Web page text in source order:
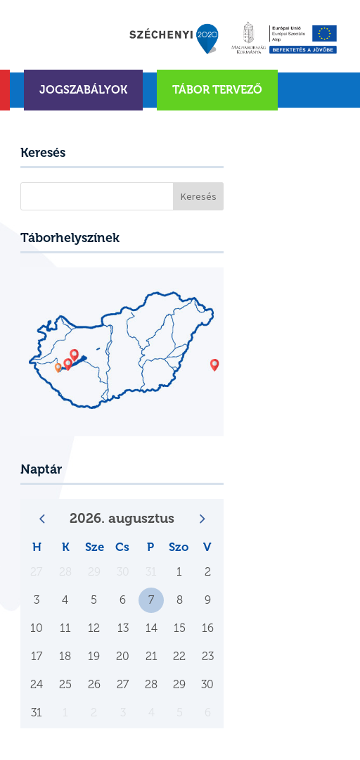
JOGSZABÁLYOK TÁBOR TERVEZŐ
Keresés
Táborhelyszínek
Naptár
2026. augusztus
H K Sze Cs P Szo V
1 2
3 4 5 6 7 8 9
10 11 12 13 14 15 16
17 18 19 20 21 22 23
24 25 26 27 28 29 30
31